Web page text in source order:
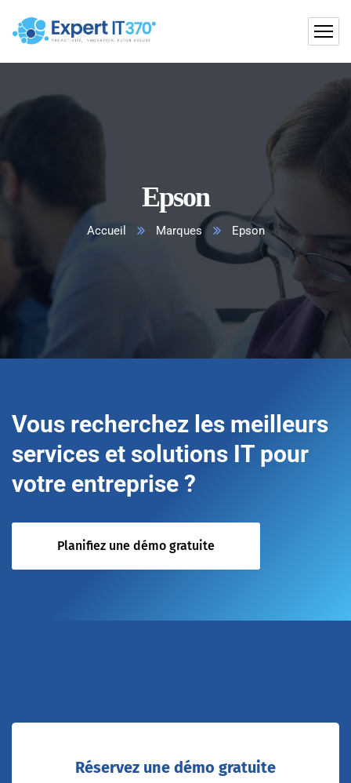
Epson
Accueil Marques Epson
Vous recherchez les meilleurs
services et solutions IT pour
votre entreprise ?
Planifiez une démo gratuite
Réservez une démo gratuite